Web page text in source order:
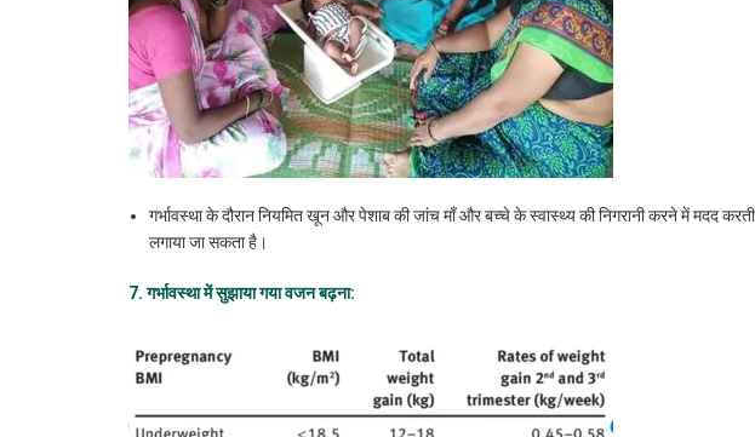
गर्भावस्था के दौरान नियमित खून और पेशाब की जांच माँ और बच्चे के स्वास्थ्य की निगरानी करने में मदद
लगाया जा सकता है।
7. गर्भावस्थामेंसुझायागयावजनबढ़ना: